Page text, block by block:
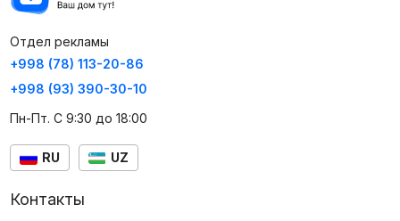
Отдел рекламы
+998 (78) 113-20-86
+998 (93) 390-30-10
Пн-Пт. С 9:30 до 18:00
RU UZ
Контакты